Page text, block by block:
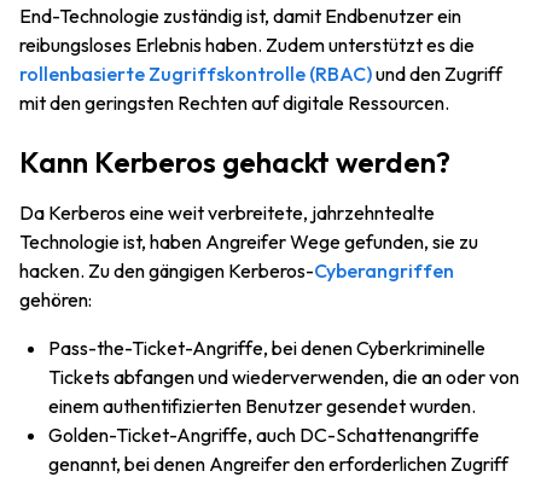
End-Technologie zuständig ist, damit Endbenutzer ein
reibungsloses Erlebnis haben. Zudem unterstützt es die
rollenbasierte Zugriffskontrolle (RBAC)und den Zugriff
mit den geringsten Rechten auf digitale Ressourcen.
Kann Kerberos gehackt werden?
Da Kerberos eine weit verbreitete, jahrzehntealte
Technologie ist, haben Angreifer Wege gefunden, sie zu
hacken. Zu den gängigen Kerberos-Cyberangriffen
gehören:
Pass-the-Ticket-Angriffe, bei denen Cyberkriminelle
Tickets abfangen und wiederverwenden, die an oder von
einem authentifizierten Benutzer gesendet wurden.
Golden-Ticket-Angriffe, auch DC-Schattenangriffe
genannt, bei denen Angreifer den erforderlichen Zugriff